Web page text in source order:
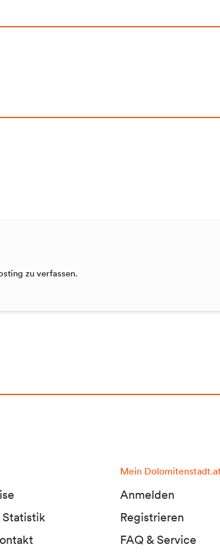
zu verfassen.
Mein Dolomitenstadt.at
Anmelden
Registrieren
FAQ & Service